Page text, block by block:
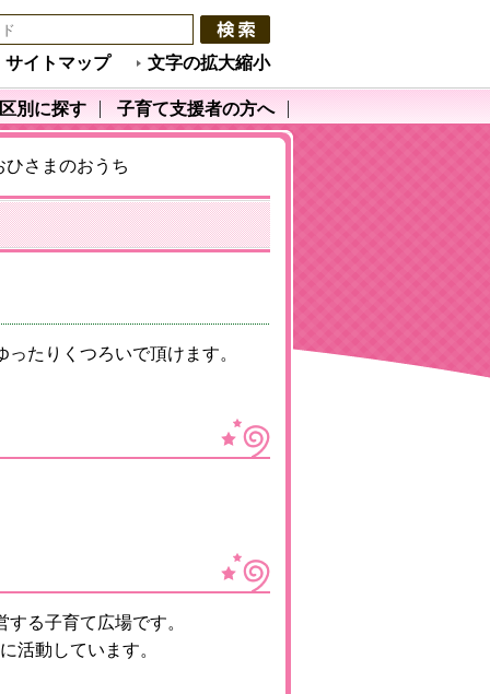
サイトマップ 文字の拡大縮小
区別に探す 子育て支援者の方へ
ひさまのおうち
たりくつろいで頂けます。
る子育て広場です。
活動しています。